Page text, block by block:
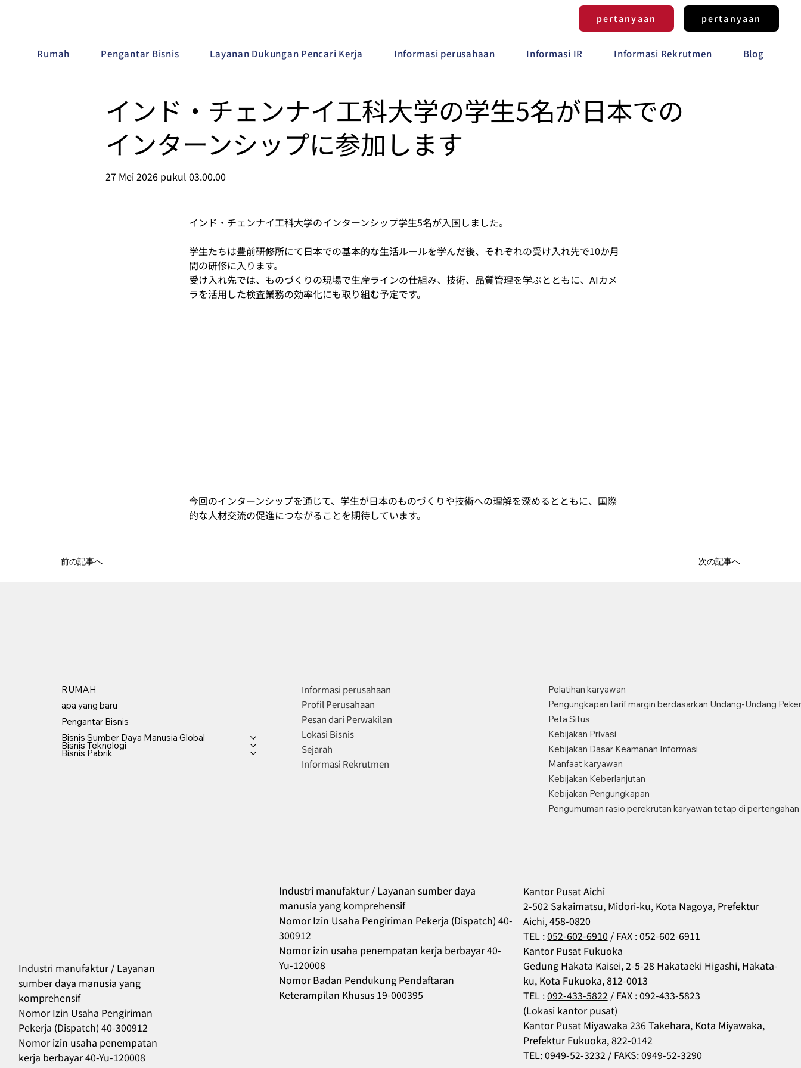
pertanyaan pertanyaan
Rumah Pengantar Bisnis Layanan Dukungan Pencari Kerja Informasi perusahaan Informasi IR Informasi Rekrutmen Blog
インド・チェンナイ工科大学の学生5名が日本での
インターンシップに参加します
27 Mei 2026 pukul 03.00.00
前の記事へ 次の記事へ
インド・チェンナイ工科大学のインターンシップ学生5名が入国しました。
学生たちは豊前研修所にて日本での基本的な生活ルールを学んだ後、それぞれの受け入れ先で10か月
間の研修に入ります。
受け入れ先では、ものづくりの現場で生産ラインの仕組み、技術、品質管理を学ぶとともに、AIカメ
ラを活用した検査業務の効率化にも取り組む予定です。
今回のインターンシップを通じて、学生が日本のものづくりや技術への理解を深めるとともに、国際
的な人材交流の促進につながることを期待しています。
RUMAH
apa yang baru
Pengantar Bisnis
Bisnis Sumber Daya Manusia Global
Bisnis Teknologi
Bisnis Pabrik
Informasi perusahaan
Profil Perusahaan
Pesan dari Perwakilan
Lokasi Bisnis
Sejarah
Informasi Rekrutmen
Pelatihan karyawan
Pengungkapan tarif margin berdasarkan Undang-Undang
Peta Situs
Kebijakan Privasi
Kebijakan Dasar Keamanan Informasi
Manfaat karyawan
Kebijakan Keberlanjutan
Kebijakan Pengungkapan
Pengumuman rasio perekrutan karyawan tetap di pertengahan
556
Industri manufaktur / Layanan
sumber daya manusia yang
komprehensif
Nomor Izin Usaha Pengiriman
Pekerja (Dispatch) 40-300912
Nomor izin usaha penempatan
kerja berbayar 40-Yu-120008
Industri manufaktur / Layanan sumber daya
manusia yang komprehensif
Nomor Izin Usaha Pengiriman Pekerja (Dispatch) 40-
300912
Nomor izin usaha penempatan kerja berbayar 40-
Yu-120008
Nomor Badan Pendukung Pendaftaran
Keterampilan Khusus 19-000395
Kantor Pusat Aichi
2-502 Sakaimatsu, Midori-ku, Kota Nagoya, Prefektur
Aichi, 458-0820
TEL :052-602-6910 / FAX : 052-602-6911
Kantor Pusat Fukuoka
Gedung Hakata Kaisei, 2-5-28 Hakataeki Higashi, Hakata-
ku, Kota Fukuoka, 812-0013
TEL :092-433-5822 / FAX : 092-433-5823
(Lokasi kantor pusat)
Kantor Pusat Miyawaka 236 Takehara, Kota Miyawaka,
Prefektur Fukuoka, 822-0142
TEL:0949-52-3232 / FAKS: 0949-52-3290